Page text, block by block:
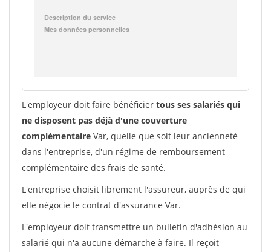
L'employeur doit faire bénéficier tous ses salariés qui
ne disposent pas déjà d'une couverture
complémentaire Var, quelle que soit leur ancienneté
dans l'entreprise, d'un régime de remboursement
complémentaire des frais de santé.
L'entreprise choisit librement l'assureur, auprès de qui
elle négocie le contrat d'assurance Var.
L'employeur doit transmettre un bulletin d'adhésion au
salarié qui n'a aucune démarche à faire. Il reçoit